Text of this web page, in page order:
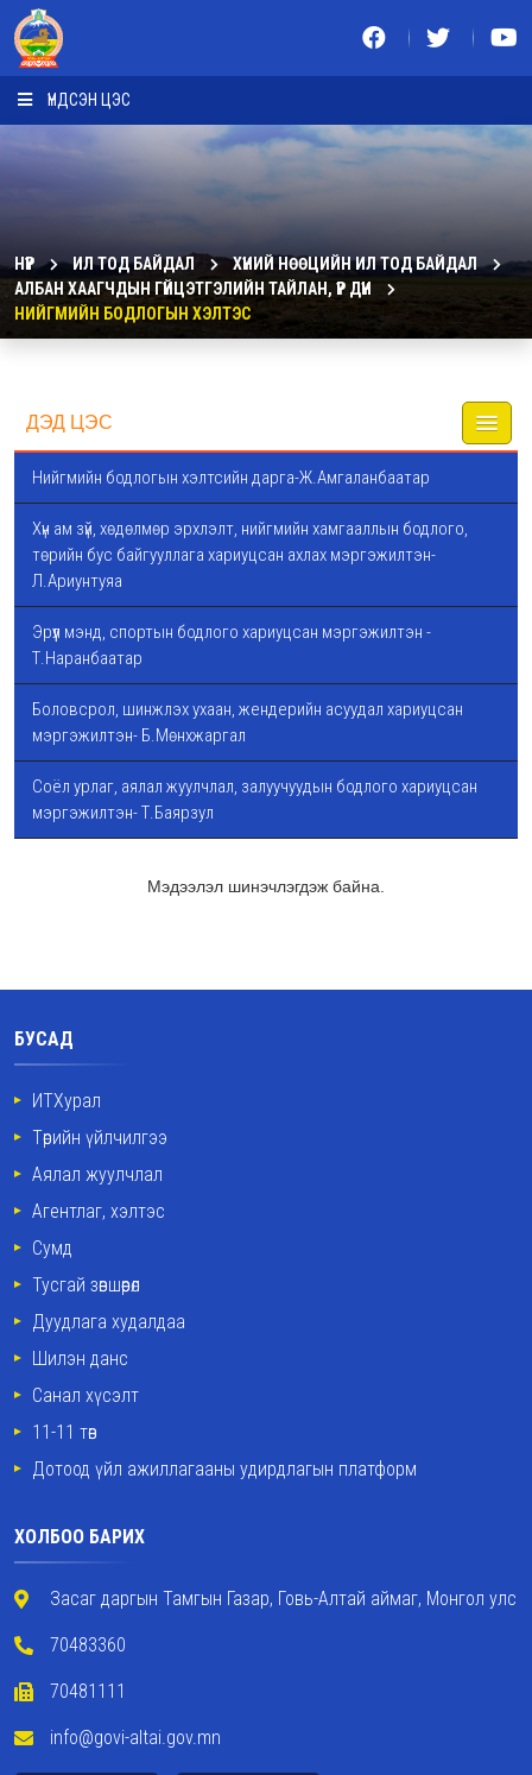
ҮНДСЭН ЦЭС
НҮҮР ИЛ ТОД БАЙДАЛ
ХҮНИЙ НӨӨЦИЙН ИЛ ТОД БАЙДАЛ
АЛБАН ХААГЧДЫН ГҮЙЦЭТГЭЛИЙН ТАЙЛАН, ҮР ДҮН
НИЙГМИЙН БОДЛОГЫН ХЭЛТЭС
ДЭД ЦЭС
Нийгмийн бодлогын хэлтсийн дарга-Ж.Амгаланбаатар
Хүн ам зүй, хөдөлмөр эрхлэлт, нийгмийн хамгааллын бодлого,
төрийн бус байгууллага хариуцсан ахлах мэргэжилтэн-
Л.Ариунтуяа
Эрүүл мэнд, спортын бодлого хариуцсан мэргэжилтэн -
Т.Наранбаатар
Боловсрол, шинжлэх ухаан, жендерийн асуудал хариуцсан
мэргэжилтэн- Б.Мөнхжаргал
Соёл урлаг, аялал жуулчлал, залуучуудын бодлого хариуцсан
мэргэжилтэн- Т.Баярзул
Мэдээлэл шинэчлэгдэж байна.
БУСАД
ИТХурал
Төрийн үйлчилгээ
Аялал жуулчлал
Агентлаг, хэлтэс
Сумд
Тусгай зөвшөөрөл
Дуудлага худалдаа
Шилэн данс
Санал хүсэлт
11-11 төв
Дотоод үйл ажиллагааны удирдлагын платформ
ХОЛБОО БАРИХ
Засаг даргын Тамгын Газар, Говь-Алтай аймаг, Монгол улс
70483360
70481111
info@govi-altai.gov.mn